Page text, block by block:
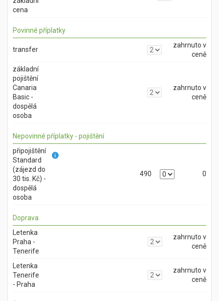
cena
Povinné příplatky
transfer
zahrnuto v
ceně
základní
pojištění
Canaria
Basic -
dospělá
osoba
zahrnuto v
ceně
Nepovinné příplatky - pojištění
připojištění
Standard
(zájezd do
30 tis. Kč) -
dospělá
osoba
490 0
Doprava
Letenka
Praha -
Tenerife
zahrnuto v
ceně
Letenka
Tenerife
- Praha
zahrnuto v
ceně